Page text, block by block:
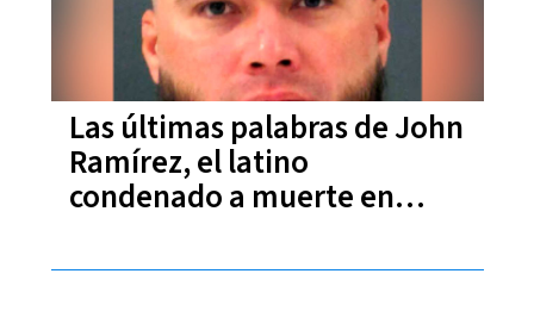
Las últimas palabras de John
Ramírez, el latino
condenado a muerte en